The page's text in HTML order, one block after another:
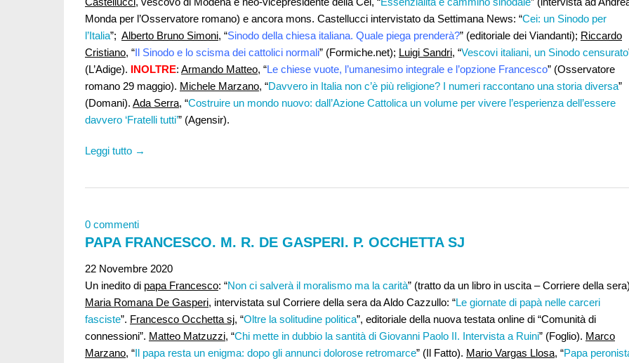
Monda per l’Osservatore romano) e ancora mons. Castellucci intervistato da Settimana News: “Cei: un Sinodo per
l’Italia”; Alberto Bruno Simoni, “Sinodo della chiesa italiana. Quale piega prenderà?” (editoriale dei Viandanti); Riccardo
Cristiano, “Il Sinodo e lo scisma dei cattolici normali” (Formiche.net); Luigi Sandri, “Vescovi italiani, un Sinodo censurato
(L’Adige). INOLTRE: Armando Matteo, “Le chiese vuote, l’umanesimo integrale e l’opzione Francesco” (Osservatore
romano 29 maggio). Michele Marzano, “Davvero in Italia non c’è più religione? I numeri raccontano una storia diversa”
(Domani). Ada Serra, “Costruire un mondo nuovo: dall’Azione Cattolica un volume per vivere l’esperienza dell’essere
davvero ‘Fratelli tutti’” (Agensir).
Leggi tutto →
0 commenti
PAPA FRANCESCO. M. R. DE GASPERI. P. OCCHETTA SJ
22 Novembre 2020
Un inedito di papa Francesco: “Non ci salverà il moralismo ma la carità” (tratto da un libro in uscita – Corriere della
Maria Romana De Gasperi, intervistata sul Corriere della sera da Aldo Cazzullo: “Le giornate di papà nelle carceri
fasciste”. Francesco Occhetta sj, “Oltre la solitudine politica”, editoriale della nuova testata online di “Comunità di
connessioni”. Matteo Matzuzzi, “Chi mette in dubbio la santità di Giovanni Paolo II. Intervista a Ruini” (Foglio). Marco
Marzano, “Il papa resta un enigma: dopo gli annunci dolorose retromarce” (Il Fatto). Mario Vargas Llosa, “Papa